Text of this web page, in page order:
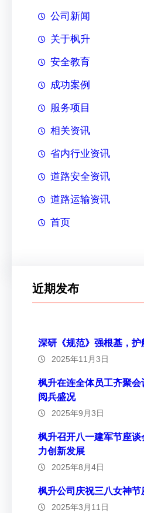
公司新闻
关于枫升
安全教育
成功案例
服务项目
相关资讯
省内行业资讯
道路安全资讯
道路运输资讯
首页
近期发布
深研《规范》强根基，护
2025年11月3日
枫升在连全体员工齐聚
阅兵盛况
2025年9月3日
枫升召开八一建军节座
力创新发展
2025年8月4日
枫升公司庆祝三八女神
2025年3月11日